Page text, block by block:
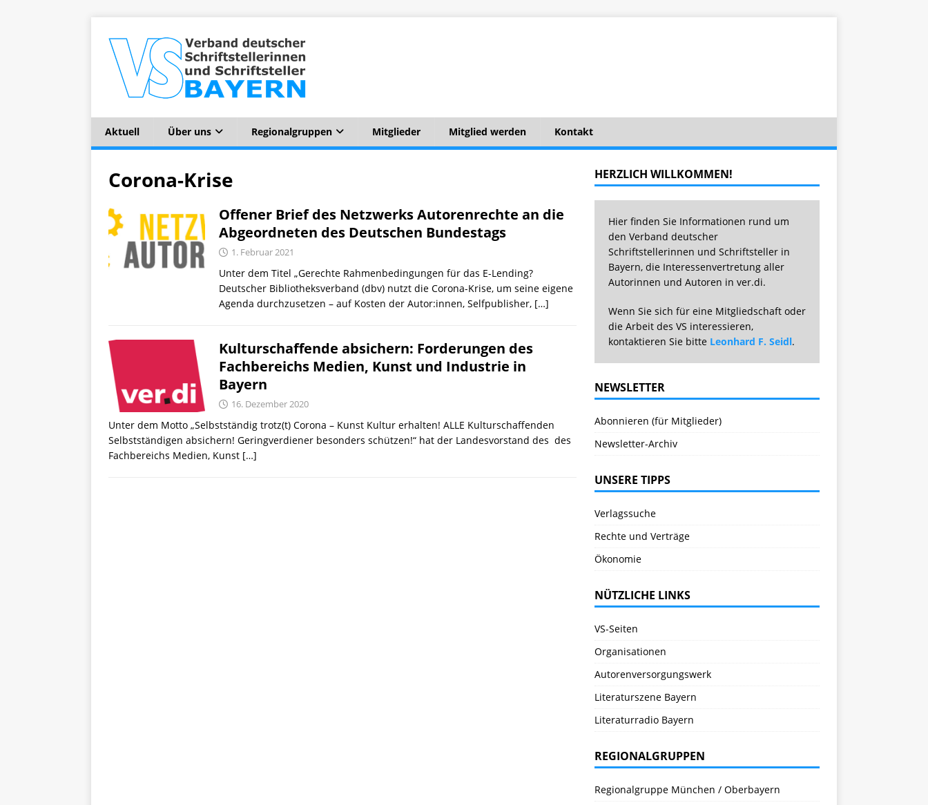
Aktuell Über uns Regionalgruppen Mitglieder Mitglied werden Kontakt
Corona-Krise
Offener Brief des Netzwerks Autorenrechte an die
Abgeordneten des Deutschen Bundestags
1. Februar 2021
Unter dem Titel „Gerechte Rahmenbedingungen für das E-Lending?
Deutscher Bibliotheksverband (dbv) nutzt die Corona-Krise, um seine eigene
Agenda durchzusetzen – auf Kosten der Autor:innen, Selfpublisher, […]
Kulturschaffende absichern: Forderungen des
Fachbereichs Medien, Kunst und Industrie in
Bayern
16. Dezember 2020
Unter dem Motto „Selbstständig trotz(t) Corona – Kunst Kultur erhalten! ALLE Kulturschaffenden
Selbstständigen absichern! Geringverdiener besonders schützen!“ hat der Landesvorstand des des
Fachbereichs Medien, Kunst […]
HERZLICH WILLKOMMEN!
Hier finden Sie Informationen rund um
den Verband deutscher
Schriftstellerinnen und Schriftsteller in
Bayern, die Interessenvertretung aller
Autorinnen und Autoren in ver.di.
Wenn Sie sich für eine Mitgliedschaft oder
die Arbeit des VS interessieren,
kontaktieren Sie bitte Leonhard F. Seidl.
NEWSLETTER
Abonnieren (für Mitglieder)
Newsletter-Archiv
UNSERE TIPPS
Verlagssuche
Rechte und Verträge
Ökonomie
NÜTZLICHE LINKS
VS-Seiten
Organisationen
Autorenversorgungswerk
Literaturszene Bayern
Literaturradio Bayern
REGIONALGRUPPEN
Regionalgruppe München / Oberbayern